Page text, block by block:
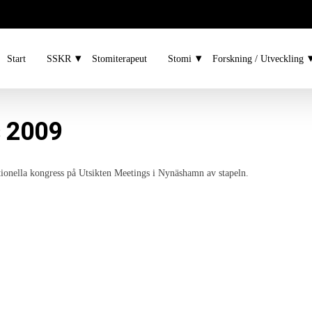
Start SSKR Stomiterapeut Stomi Forskning / Utveckling
2009
kongress på Utsikten Meetings i Nynäshamn av stapeln.